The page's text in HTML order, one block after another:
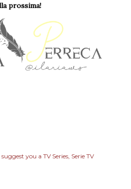
prossima!
you a TV Series Serie TV